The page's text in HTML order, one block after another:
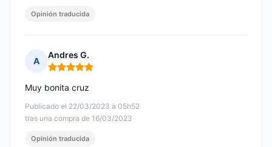
Opinión traducida
A
Andres G.
Nota: 5 de 5
Publicado el 22/03/2023 à 05h52
tras una compra de 16/03/2023
Muy bonita cruz
Opinión traducida